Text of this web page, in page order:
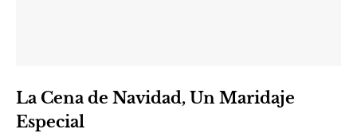
La Cena de Navidad, Un Maridaje
Especial